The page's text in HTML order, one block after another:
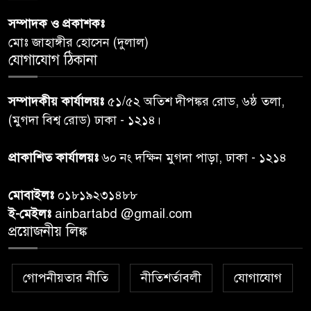
ঝড়বৃষ্টির পূর্বাভাস
৬
অনুশ্রীর, মিলল হারমোনিয়াম
উপহার
৭
২০ আগস্ট রাষ্ট্রপতি নির্বাচন,
বান্দরবান বিজিবি সেক্টর সদর দপ্তর
৯
বান্দরবানের লংলেই পাড়ায়
সম্পাদক ও প্রকাশকঃ
মোঃ জাহাঙ্গীর হোসেন (দুলাল)
যোগাযোগ ঠিকানা
সম্পাদকীয় কার্যালয়ঃ ৫১/৫২ অতিশ দীপঙ্কর রোড, ৬ষ্ঠ তলা,
(মুগদা বিশ্ব রোড) ঢাকা - ১২১৪।
প্রাকাশিত কার্যালয়ঃ৬০ নং দক্ষিন মুগদা পাড়া, ঢাকা - ১২১৪
মোবাইলঃ ০১৮১৯২৩১৪৮৮
ই-মেইলঃ ainbartabd @gmail.com
প্রয়োজনীয় লিঙ্ক
গোপনীয়তার নীতি নীতিশর্তাবলী যোগাযোগ